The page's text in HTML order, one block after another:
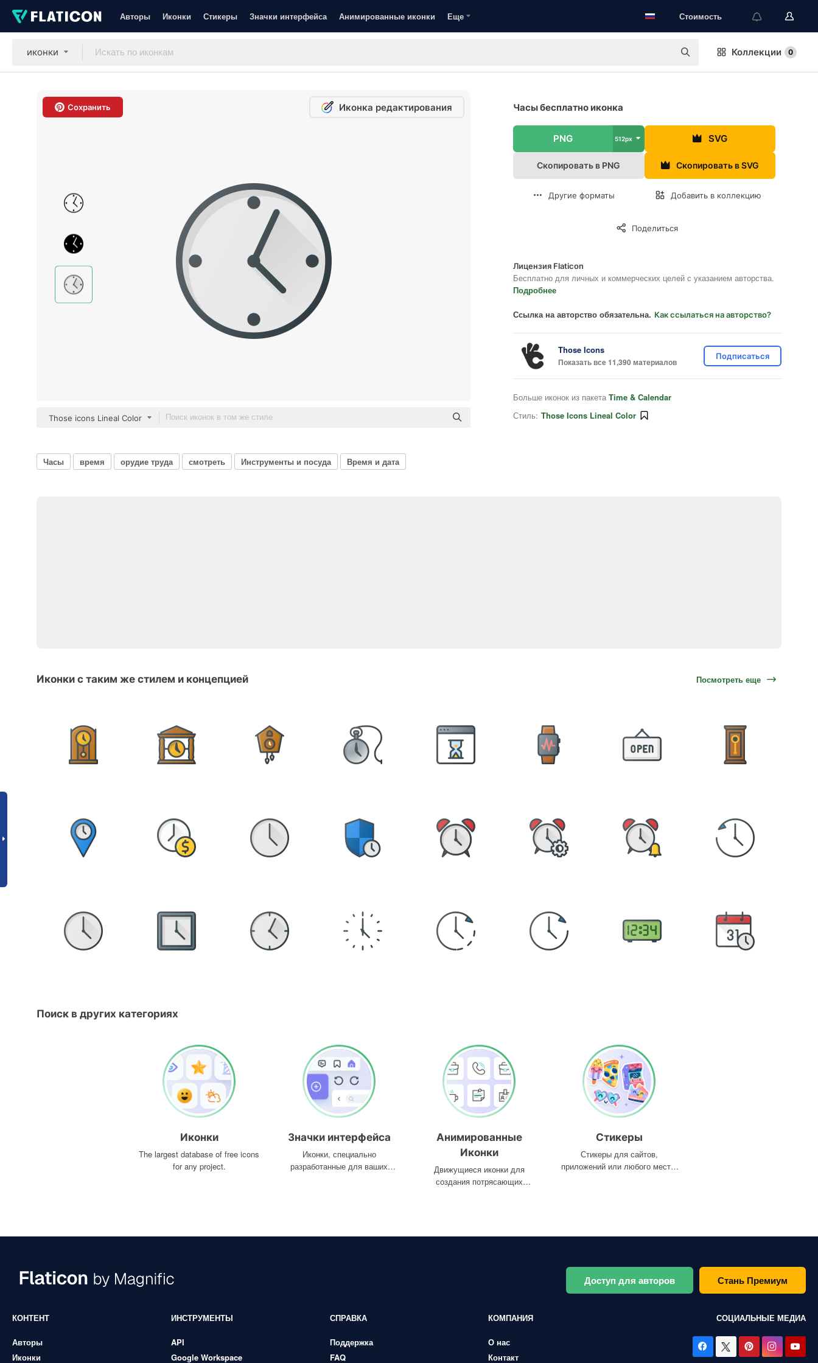
Авторы Иконки Стикеры Значки интерфейса Анимированные иконки Еще Стоимость
иконки Коллекции 0
Сохранить Иконка редактирования
Those icons Lineal Color
Часы бесплатно иконка
PNG 512px SVG
Скопировать в PNG Скопировать в SVG
Другие форматы Добавить в коллекцию
Поделиться
Лицензия Flaticon
Бесплатно для личных и коммерческих целей с указанием авторства.
Подробнее
Ссылка на авторство обязательна. Как ссылаться на авторство?
Those Icons
Показать все 11,390 материалов
Подписаться
Больше иконок из пакета Time & Calendar
Стиль: Those Icons Lineal Color
Часы время орудие труда смотреть Инструменты и посуда Время и дата
Иконки с таким же стилем и концепцией Посмотреть еще
Поиск в других категориях
Иконки
The largest database of free icons
for any project.
Значки интерфейса
Иконки, специально
разработанные для ваших
Анимированные
Иконки
Движущиеся иконки для
создания потрясающих
Стикеры
Стикеры для сайтов,
приложений или любого места,
Доступ для авторов Стань Премиум
КОНТЕНТ
Авторы
Иконки
ИНСТРУМЕНТЫ
API
Google Workspace
СПРАВКА
Поддержка
FAQ
КОМПАНИЯ
О нас
Контакт
СОЦИАЛЬНЫЕ МЕДИА